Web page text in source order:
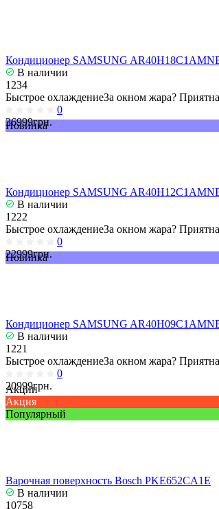
Кондиционер SAMSUNG
В наличии
1234
Быстрое охлаждениеЗа окном жара?
0
36999грн.
Новинка
Кондиционер SAMSUNG
В наличии
1222
Быстрое охлаждениеЗа окном жара?
0
22999грн.
Новинка
Кондиционер SAMSUNG
В наличии
1221
Быстрое охлаждениеЗа окном жара?
0
20999грн.
Акции
Акция
Популярный
Варочная поверхность Bosch PKE652CA1E
В наличии
10758